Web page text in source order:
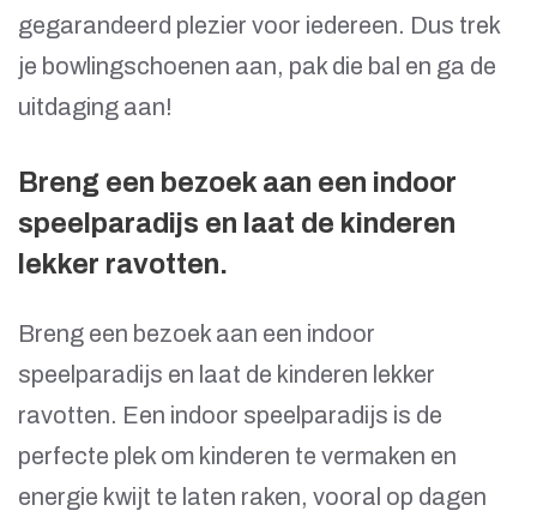
gegarandeerd plezier voor iedereen. Dus trek
je bowlingschoenen aan, pak die bal en ga de
uitdaging aan!
Breng een bezoek aan een indoor
speelparadijs en laat de kinderen
lekker ravotten.
Breng een bezoek aan een indoor
speelparadijs en laat de kinderen lekker
ravotten. Een indoor speelparadijs is de
perfecte plek om kinderen te vermaken en
energie kwijt te laten raken, vooral op dagen